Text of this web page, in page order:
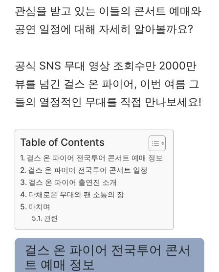
관심을 받고 있는 이들의 콘서트 예매와
공연 일정에 대해 자세히 알아볼까요?
공식 SNS 무대 영상 조회수만 2000만
뷰를 넘긴 걸스 온 파이어, 이번 여름 그
들의 열정적인 무대를 직접 만나보세요!
Table of Contents
걸스 온 파이어 전국투어 콘서트 예매 정보
걸스 온 파이어 전국투어 콘서트 일정
걸스 온 파이어 출연진 소개
다채로운 무대와 팬 소통의 장
마치며
관련
걸스 온 파이어 전국투어 콘서
트 예매 정보